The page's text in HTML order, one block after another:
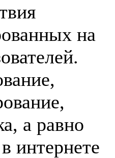
на
а равно
интернете